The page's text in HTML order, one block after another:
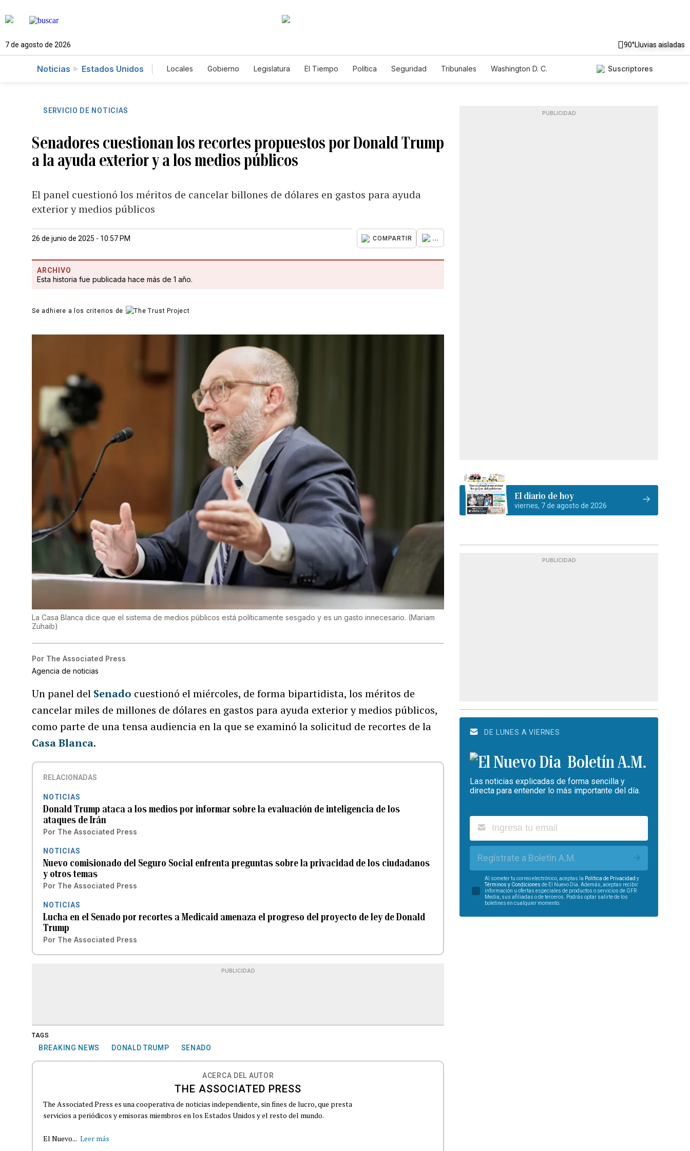
7 de agosto de 2026 90°Lluvias aisladas
Noticias Estados Unidos Locales Gobierno Legislatura El Tiempo Política Seguridad Tribunales
Washington D. C.
Suscriptores
SERVICIO DE NOTICIAS
Senadores cuestionan los recortes propuestos por Donald Trump
a la ayuda exterior y a los medios públicos
El panel cuestionó los méritos de cancelar billones de dólares en gastos para ayuda
exterior y medios públicos
26 de junio de 2025 - 10:57 PM COMPARTIR ...
ARCHIVO
Esta historia fue publicada hace más de 1 año.
Se adhiere a los criterios de
La Casa Blanca dice que el sistema de medios públicos está políticamente sesgado y es un gasto innecesario. (Mariam
Zuhaib)
Por The Associated Press
Agencia de noticias
Un panel del Senado cuestionó el miércoles, de forma bipartidista, los méritos de
cancelar miles de millones de dólares en gastos para ayuda exterior y medios públicos,
como parte de una tensa audiencia en la que se examinó la solicitud de recortes de la
Casa Blanca.
RELACIONADAS
NOTICIAS
Donald Trump ataca a los medios por informar sobre la evaluación de inteligencia de los
ataques de Irán
Por The Associated Press
NOTICIAS
Nuevo comisionado del Seguro Social enfrenta preguntas sobre la privacidad de los ciudadanos
y otros temas
Por The Associated Press
NOTICIAS
Lucha en el Senado por recortes a Medicaid amenaza el progreso del proyecto de ley de Donald
Trump
Por The Associated Press
PUBLICIDAD
TAGS
BREAKING NEWS DONALD TRUMP SENADO
ACERCA DEL AUTOR
THE ASSOCIATED PRESS
The Associated Press es una cooperativa de noticias independiente, sin fines de lucro, que presta
servicios a periódicos y emisoras miembros en los Estados Unidos y el resto del mundo.
El Nuevo... Leer más
PUBLICIDAD
El diario de hoy
viernes, 7 de agosto de 2026
PUBLICIDAD
DE LUNES A VIERNES
Boletín A.M.
Las noticias explicadas de forma sencilla y
directa para entender lo más importante del día.
Regístrate a Boletín A.M.
Al someter tu correo electrónico, aceptas la Política de Privacidad y
Términos y Condiciones de El Nuevo Día. Además, aceptas recibir
información u ofertas especiales de productos o servicios de GFR
Media, sus afiliadas o de terceros. Podrás optar salirte de los
boletines en cualquier momento.